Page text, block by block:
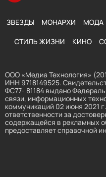
ЗВЕЗДЫ МОНАРХИ МОДА
СТИЛЬ ЖИЗНИ КИНО
ООО «Медиа Технология»
ИНН 9718149525.
ФС77- 81184 выдано
связи, информационных
коммуникаций 02 июня 2021
ответственности за
содержащейся в рекламных
предоставляет справочной